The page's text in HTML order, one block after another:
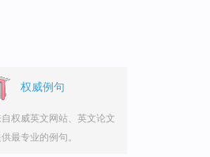
权威例句
权威英文网站、英文论文
最专业的例句。